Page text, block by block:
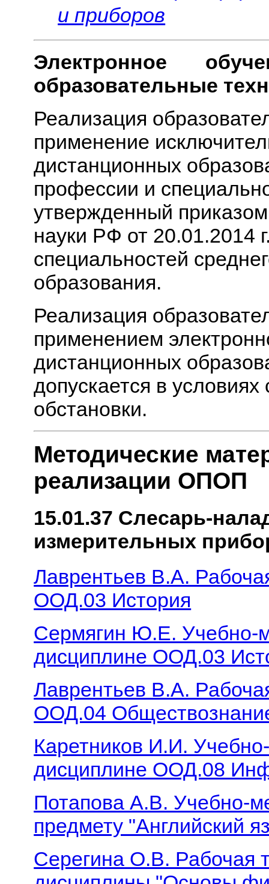
и приборов
Электронное
образовательные
Реализация
применение
дистанционных
профессии и
утвержденный
науки РФ от 20.01.2014
специальностей
образования.
Реализация
применением
дистанционных
допускается в
обстановки.
Методические
реализации ОПОП
15.01.37 Слесарь-
измерительных
Лаврентьев В.А.
ООД.03 История
Сермягин Ю.Е. Учебно-
дисциплине ООД.03
Лаврентьев В.А.
ООД.04
Каретников И.И.
дисциплине ООД.08
Потапова А.В. Учебно-
предмету "Английский
Серегина О.В. Рабочая